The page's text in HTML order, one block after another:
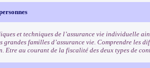
et techniques de l’assurance vie individuelle
familles d’assurance vie. Comprendre les
au courant de la fiscalité des deux types de